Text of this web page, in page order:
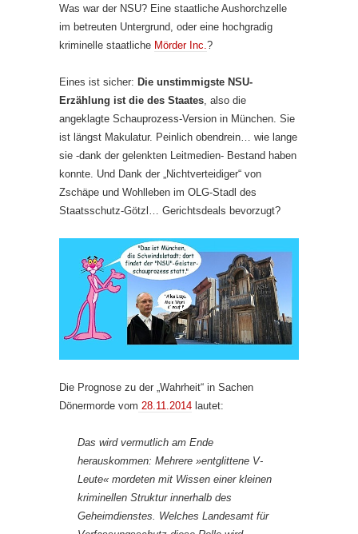
Was war der NSU? Eine staatliche Aushorchzelle
im betreuten Untergrund, oder eine hochgradig
kriminelle staatliche Mörder Inc.?
Eines ist sicher: Die unstimmigste NSU-
Erzählung ist die des Staates, also die
angeklagte Schauprozess-Version in München. Sie
ist längst Makulatur. Peinlich obendrein… wie lange
sie -dank der gelenkten Leitmedien- Bestand haben
konnte. Und Dank der „Nichtverteidiger“ von
Zschäpe und Wohlleben im OLG-Stadl des
Staatsschutz-Götzl… Gerichtsdeals bevorzugt?
Die Prognose zu der „Wahrheit“ in Sachen
Dönermorde vom 28.11.2014 lautet:
Das wird vermutlich am Ende
herauskommen: Mehrere »entglittene V-
Leute« mordeten mit Wissen einer kleinen
kriminellen Struktur innerhalb des
Geheimdienstes. Welches Landesamt für